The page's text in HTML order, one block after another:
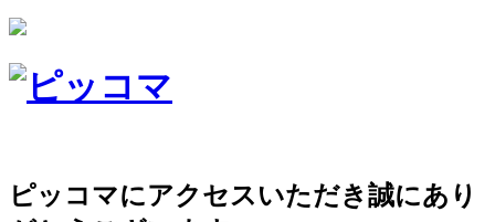
ピッコマにアクセスいただき誠にあり